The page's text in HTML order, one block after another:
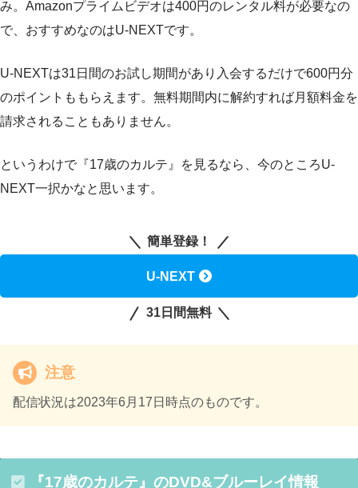
み。Amazonプライムビデオは400円のレンタル料が必要なの
で、おすすめなのはU-NEXTです。
U-NEXTは31日間のお試し期間があり入会するだけで600円分
のポイントももらえます。無料期間内に解約すれば月額料金を
請求されることもありません。
というわけで『17歳のカルテ』を見るなら、今のところU-
NEXT一択かなと思います。
簡単登録！
U-NEXT
31日間無料
注意
配信状況は2023年6月17日時点のものです。
『17歳のカルテ』のDVD&ブルーレイ情報